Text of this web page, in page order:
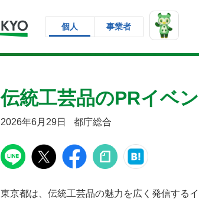
個人 事業者
伝統工芸品のPRイベ
2026年6月29日 都庁総合
東京都は、伝統工芸品の魅力を広く発信する